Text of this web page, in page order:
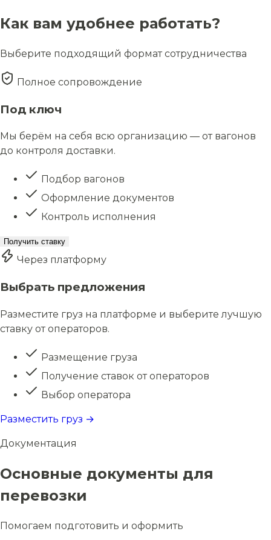
Как вам удобнее работать?
Выберите подходящий формат сотрудничества
Полное сопровождение
Под ключ
Мы берём на себя всю организацию — от вагонов
до контроля доставки.
Подбор вагонов
Оформление документов
Контроль исполнения
Получить ставку
Через платформу
Выбрать предложения
Разместите груз на платформе и выберите лучшую
ставку от операторов.
Размещение груза
Получение ставок от операторов
Выбор оператора
Разместить груз →
Документация
Основные документы для
перевозки
Помогаем подготовить и оформить